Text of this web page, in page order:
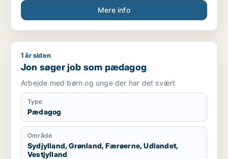
Kørekort kategori B
Mødestabil
Ansvarsbevidst
Hurtig til at lære nye arbejdsopgaver
Trives med fysisk arbejde
Kan arbejde selvstændigt og i teams
Sprog
Dansk – flydende
Engelsk – grundlæggende/godt niveau
Mere info
Jon søger job som pædagog
1 år siden
Jon søger job som pædagog
Arbejde med børn og unge der har det svært
Type
Pædagog
Område
Sydjylland, Grønland, Færøerne, Udlandet,
Vestjylland